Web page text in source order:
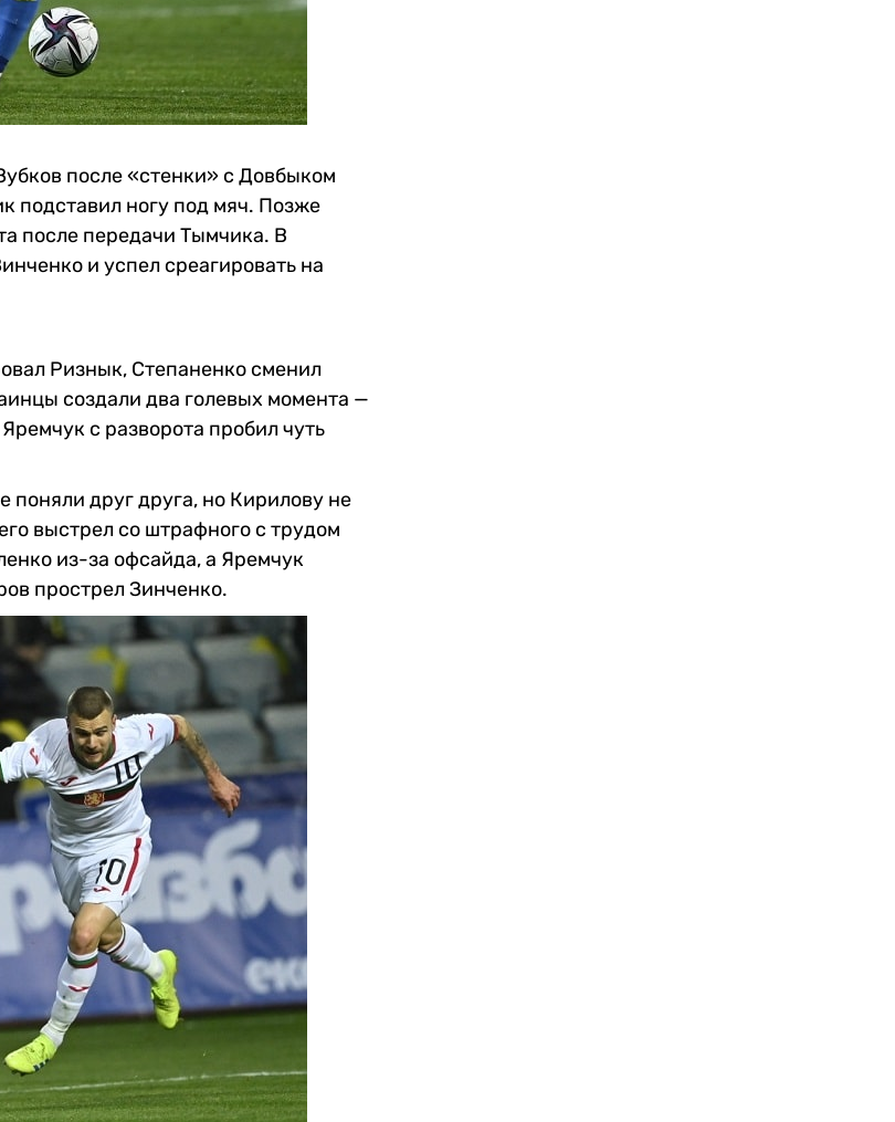
после «стенки» с Довбыком
подставил ногу под мяч. Позже
после передачи Тымчика. В
и успел среагировать на
Ризнык, Степаненко сменил
создали два голевых момента —
с разворота пробил чуть
поняли друг друга, но Кирилову не
выстрел со штрафного с трудом
из-за офсайда, а Яремчук
прострел Зинченко.